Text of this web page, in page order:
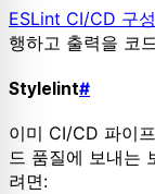
ESLint CI/CD 구
행하고 출력을 코
Stylelint#
이미 CI/CD 파이
드 품질에 보내는
려면: